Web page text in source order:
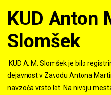
KUD Anton
Slomšek
KUD A. M. Slomšek je bilo
dejavnost v Zavodu Antona
navzoča vrsto let. Na nivoju